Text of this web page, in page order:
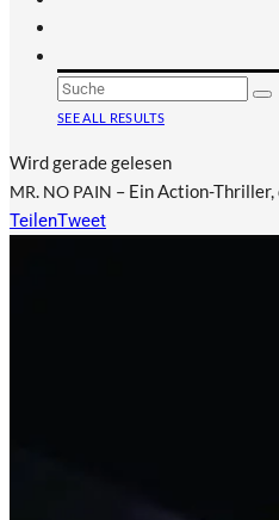
SEE ALL RESULTS
Wird gerade gelesen
MR. NO PAIN – Ein Action-Thriller,
TeilenTweet